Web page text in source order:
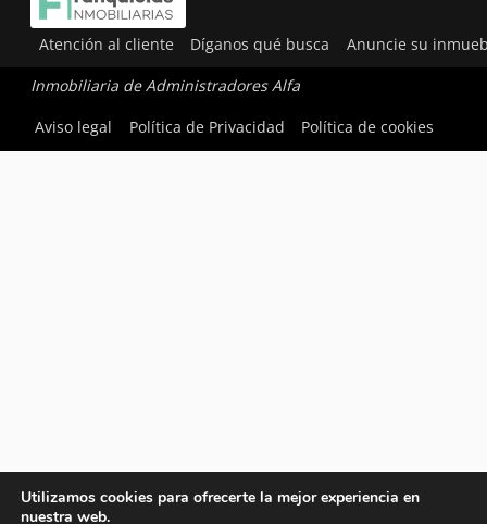
Atención al cliente Díganos qué busca Anuncie su
Inmobiliaria de Administradores Alfa
Aviso legal
Política de Privacidad Política de cookies
Utilizamos cookies para ofrecerte la mejor experiencia en
nuestra web.